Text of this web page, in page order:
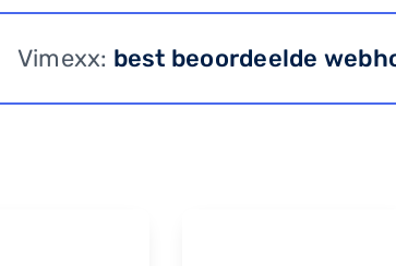
Vimexx: best beoordeelde